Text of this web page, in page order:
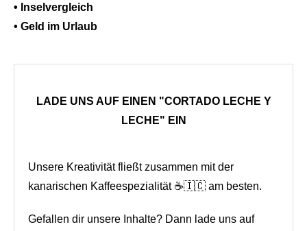
• Inselvergleich
• Geld im Urlaub
LADE UNS AUF EINEN "CORTADO LECHE Y
LECHE" EIN
Unsere Kreativität fließt zusammen mit der
kanarischen Kaffeespezialität ☕🇮🇨 am besten.
Gefallen dir unsere Inhalte? Dann lade uns auf